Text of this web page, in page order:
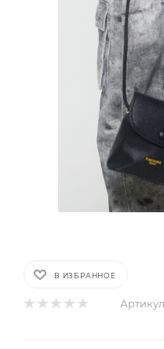
В ИЗБРАННОЕ